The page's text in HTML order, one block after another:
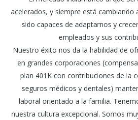
acelerados, y siempre está cambiando
sido capaces de adaptarnos y
empleados y sus
Nuestro éxito nos da la habilidad de
en grandes corporaciones
plan 401K con contribuciones de la
seguros médicos y dentales)
laboral orientado a la familia.
nuestra cultura excepcional. Somos